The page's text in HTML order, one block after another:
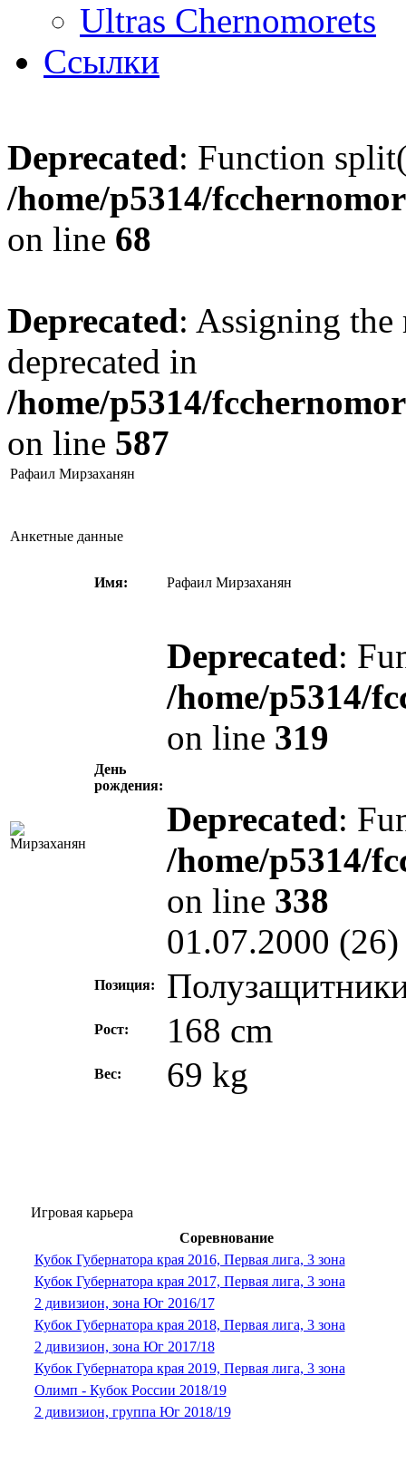
Ultras Chernomorets
Ссылки
Deprecated: Function
/home/p5314/
on line 68
Deprecated: Assigning the
deprecated in
/home/p5314/
on line 587
Рафаил Мирзаханян
Анкетные данные
Имя: Рафаил Мирзаханян
День
рождения:
Deprecated:
/home/p5314/
on line 319
Deprecated:
/home/p5314/
on line 338
01.07.2000 (26)
Позиция:
Рост: 168 cm
Вес: 69 kg
Игровая карьера
Соревнование
Кубок Губернатора края 2016, Первая лига, 3 зона
Кубок Губернатора края 2017, Первая лига, 3 зона
2 дивизион, зона Юг 2016/17
Кубок Губернатора края 2018, Первая лига, 3 зона
2 дивизион, зона Юг 2017/18
Кубок Губернатора края 2019, Первая лига, 3 зона
Олимп - Кубок России 2018/19
2 дивизион, группа Юг 2018/19